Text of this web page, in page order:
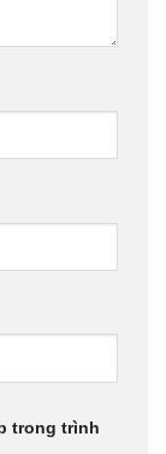
trong trình